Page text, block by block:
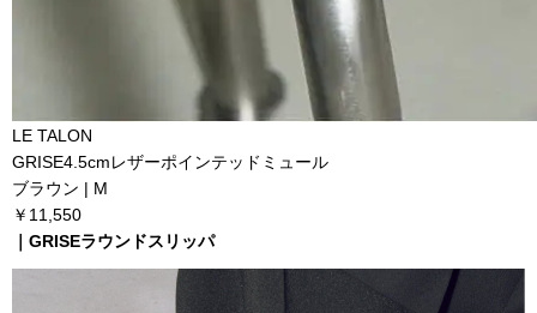
LE TALON
GRISE4.5cmレザーポインテッドミュール
ブラウン | M
￥11,550
｜GRISEラウンドスリッパ